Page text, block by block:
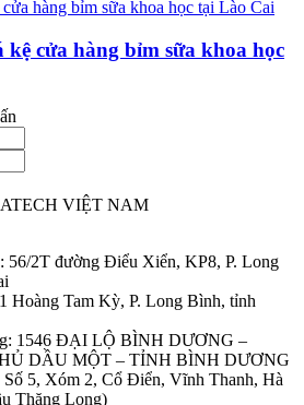
cửa hàng bỉm sữa khoa học
VIỆT NAM
56/2T đường Điểu Xiển, KP8, P. Long
Hoàng Tam Kỳ, P. Long Bình, tỉnh
1546 ĐẠI LỘ BÌNH DƯƠNG –
DẦU MỘT – TỈNH BÌNH DƯƠNG
5, Xóm 2, Cổ Điển, Vĩnh Thanh, Hà
Thăng Long)